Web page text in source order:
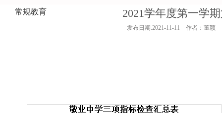
常规教育 2021学年度第一学
发布日期:2021-11-11 作者：董颖